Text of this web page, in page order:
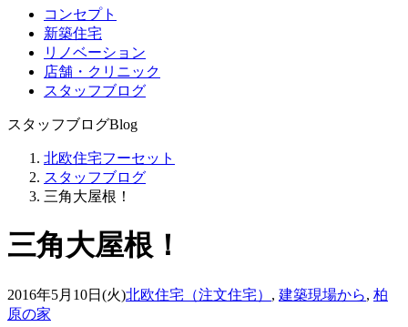
コンセプト
新築住宅
リノベーション
店舗 ・クリニック
スタッフブログ
スタッフブログBlog
北欧住宅フーセット
スタッフブログ
三角大屋根！
三角大屋根！
2016年5月10日(火)北欧住宅（注文住宅） , 建築現場から, 柏
原の家